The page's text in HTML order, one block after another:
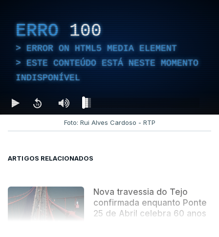
ERRO 100
ERROR ON HTML5 MEDIA ELEMENT
ESTE CONTEÚDO ESTÁ NESTE MOMENTO
INDISPONÍVEL
Foto: Rui Alves Cardoso - RTP
ARTIGOS RELACIONADOS
Nova travessia do Tejo
confirmada enquanto Ponte
25 de Abril celebra 60 anos